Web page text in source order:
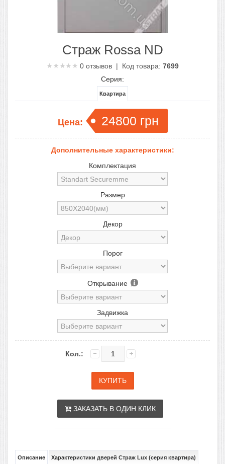
Страж Rossa ND
0отзывов | Код товара: 7699
Серия:
Квартира
Цена: 24800 грн
Дополнительные характеристики:
Комплектация
Размер
Декор
Порог
Открывание
Задвижка
Кол.:
ЗАКАЗАТЬ В ОДИН КЛИК
Описание Характеристики дверей Страж Lux (серия квартира)